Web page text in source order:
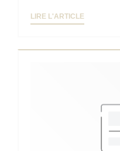
LIRE L'ARTICLE